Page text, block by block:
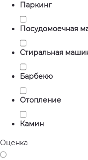
Паркинг
Посудомоечная
Стиральная
Барбекю
Отопление
Камин
Оценка